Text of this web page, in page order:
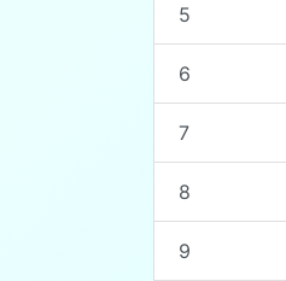
5
6
7
8
9